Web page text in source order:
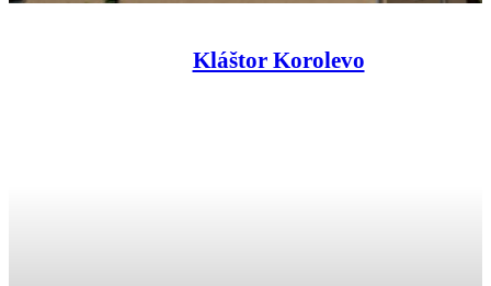
Kláštor Korolevo